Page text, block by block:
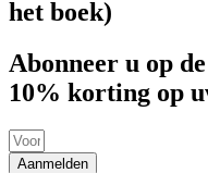
het boek)
Abonneer u op
10% korting op
Aanmelden